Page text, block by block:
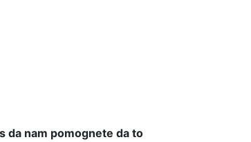
da nam pomognete da to